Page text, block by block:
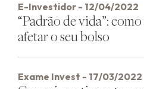
E-Investidor - 12/04/2022
“Padrão de vida”:
afetar o seu bolso
Exame Invest - 17/03/2022